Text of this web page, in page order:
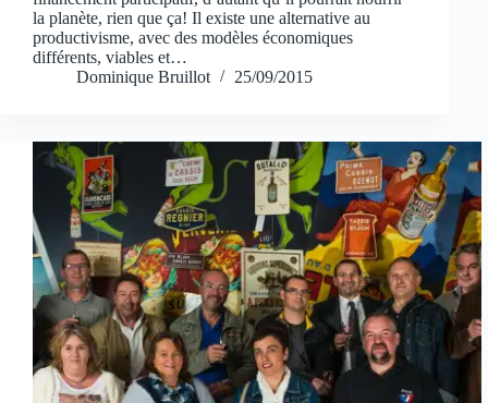
la planète, rien que ça! Il existe une alternative au
productivisme, avec des modèles économiques
différents, viables et…
Dominique Bruillot
25/09/2015